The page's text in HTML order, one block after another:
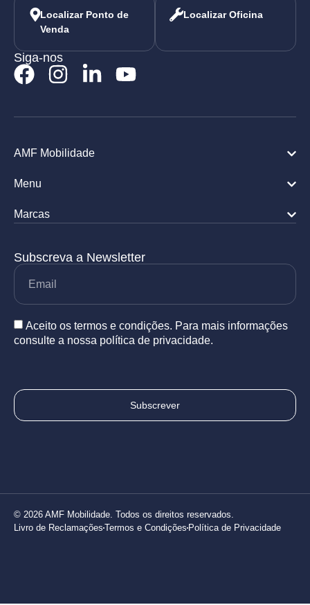
Localizar Ponto de
Venda
Localizar Oficina
Siga-nos
AMF Mobilidade
Menu
Marcas
Subscreva a Newsletter
Aceito os termos e condições. Para mais informações
consulte a nossa política de privacidade.
Subscrever
© 2026 AMF Mobilidade. Todos os direitos reservados.
Livro de Reclamações Termos e Condições Política de Privacidade